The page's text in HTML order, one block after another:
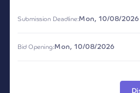
Submission Deadline:Mon, 10/08/2026
Bid Opening:Mon, 10/08/2026